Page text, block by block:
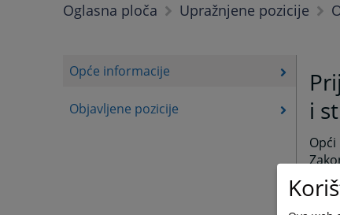
Oglasna ploča Upražnjene pozicije
Opće informacije
Objavljene pozicije
i